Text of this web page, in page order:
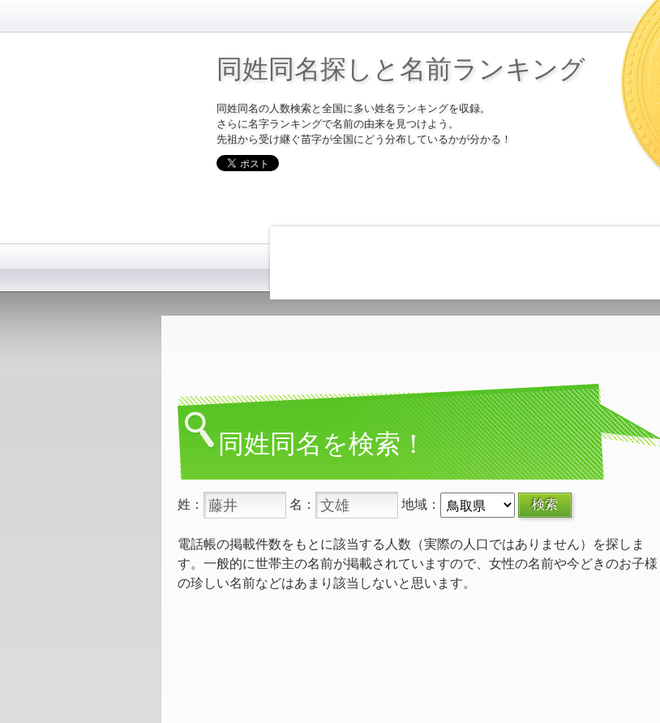
同姓同名探しと名前ランキング
同姓同名の人数検索と全国に多い姓名ランキングを収録。
さらに名字ランキングで名前の由来を見つけよう。
先祖から受け継ぐ苗字が全国にどう分布しているかが分かる！
同姓同名を検索！
姓： 名： 地域：
電話帳の掲載件数をもとに該当する人数（実際の人口ではありません）を探しま
す。一般的に世帯主の名前が掲載されていますので、女性の名前や今どきのお子様
の珍しい名前などはあまり該当しないと思います。